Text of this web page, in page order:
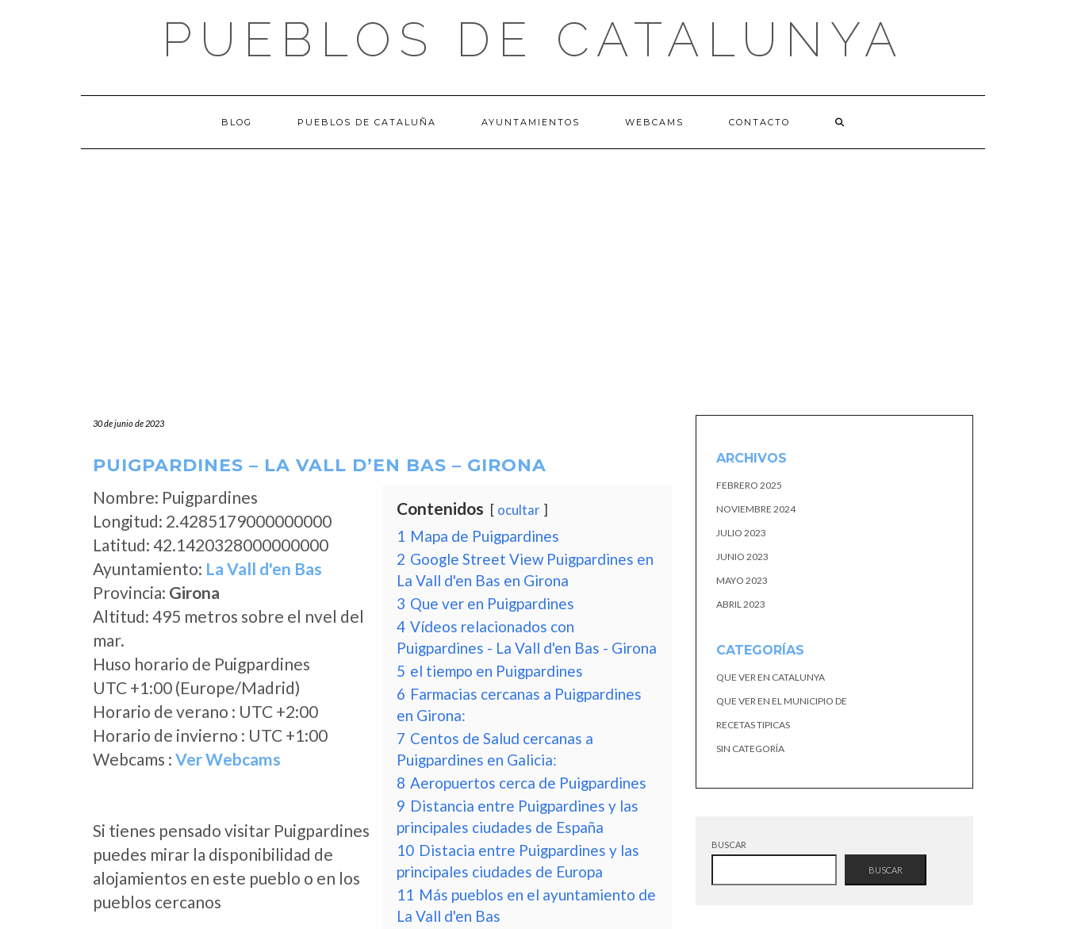
PUEBLOS DE CATALUNYA
BLOG PUEBLOS DE CATALUÑA AYUNTAMIENTOS WEBCAMS CONTACTO
30 de junio de 2023
PUIGPARDINES – LA VALL D’EN BAS – GIRONA
Nombre: Puigpardines
Longitud: 2.4285179000000000
Latitud: 42.1420328000000000
Ayuntamiento: La Vall d'en Bas
Provincia: Girona
Altitud: 495 metros sobre el nvel del
mar.
Huso horario de Puigpardines
UTC +1:00 (Europe/Madrid)
Horario de verano : UTC +2:00
Horario de invierno : UTC +1:00
Webcams : Ver Webcams
Si tienes pensado visitar Puigpardines
puedes mirar la disponibilidad de
alojamientos en este pueblo o en los
pueblos cercanos
Contenidos ocultar
1 Mapa de Puigpardines
2 Google Street View Puigpardines en
La Vall d'en Bas en Girona
3 Que ver en Puigpardines
4 Vídeos relacionados con
Puigpardines - La Vall d'en Bas - Girona
5 el tiempo en Puigpardines
6 Farmacias cercanas a Puigpardines
en Girona:
7 Centos de Salud cercanas a
Puigpardines en Galicia:
8 Aeropuertos cerca de Puigpardines
9 Distancia entre Puigpardines y las
principales ciudades de España
10 Distacia entre Puigpardines y las
principales ciudades de Europa
11 Más pueblos en el ayuntamiento de
La Vall d'en Bas
ARCHIVOS
FEBRERO 2025
NOVIEMBRE 2024
JULIO 2023
JUNIO 2023
MAYO 2023
ABRIL 2023
CATEGORÍAS
QUE VER EN CATALUNYA
QUE VER EN EL MUNICIPIO DE
RECETAS TIPICAS
SIN CATEGORÍA
BUSCAR
BUSCAR